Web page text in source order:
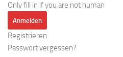
Only fill in if you are not human
Registrieren
Passwort vergessen?